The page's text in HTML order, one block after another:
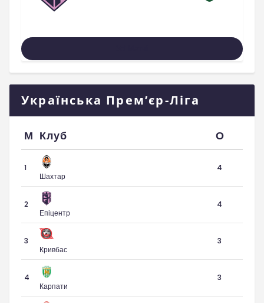
Українська Прем’єр-Ліга
М Клуб О
1
Шахтар
4
2
Епіцентр
4
3
Кривбас
3
4
Карпати
3